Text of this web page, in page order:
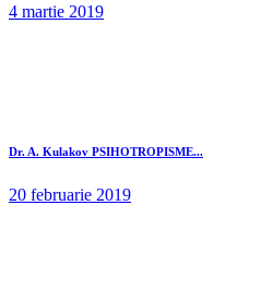
4 martie 2019
Dr. A. Kulakov PSIHOTROPISME...
20 februarie 2019